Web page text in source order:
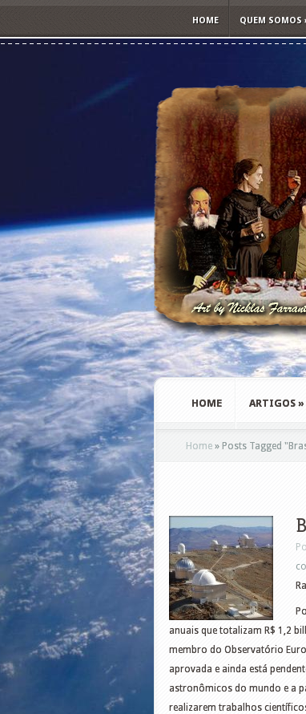
HOME QUEM SOMOS
HOME ARTIGOS »
Home » Posts Tagged "
anuais que totalizam R$ 1,2
membro do Observatório
aprovada e ainda está
astronômicos do mundo e a
realizarem trabalhos